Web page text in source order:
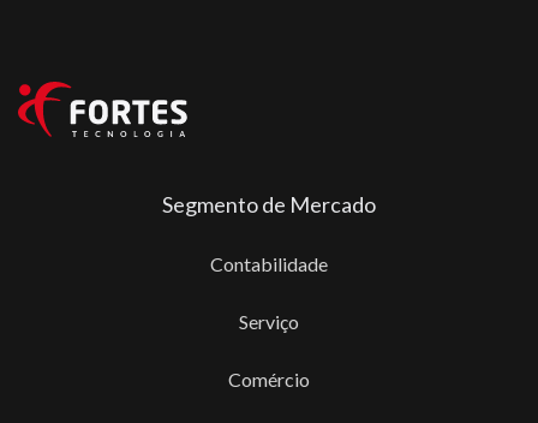
Segmento de Mercado
Contabilidade
Serviço
Comércio